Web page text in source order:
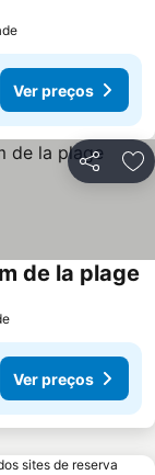
Ver preços
Partilhar
de la plage
Ver preços
sites de reserva